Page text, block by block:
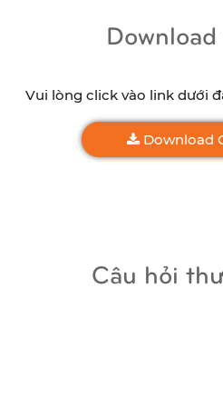
Vui lòng click vào link dưới
Download
Câu hỏi